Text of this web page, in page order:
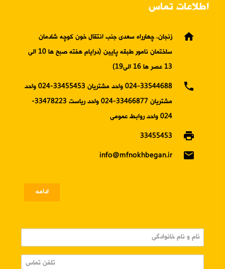
اطلاعات تماس
home
زنجان، چهارراه سعدی جنب انتقال خون کوچه شادمان
ساختمان نامور طبقه پایین (درایام هفته صبح ها 10 الی
13 عصر ها 16 الی19)
phone
024-33544688 واحد مشتریان 33455453-024 واحد
مشتریان 33466877-024 واحد ریاست 33478223-
024 واحد روابط عمومی
print
33455453
email
info@mfnokhbegan.ir
ادامه